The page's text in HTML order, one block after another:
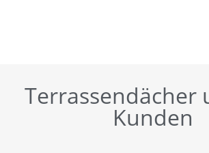
Terrassendächer
Kunden